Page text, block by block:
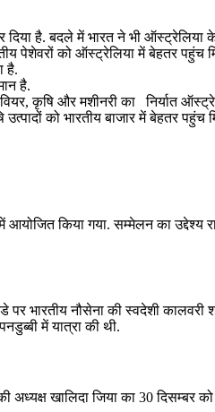
है. बदले में भारत ने भी
पेशेवरों को ऑस्ट्रेलिया में बेहतर पहुंच
है.
है.
कृषि और मशीनरी का निर्यात
को भारतीय बाजार में बेहतर पहुंच
किया गया. सम्‍मेलन का उद्देश्‍य
पर भारतीय नौसेना की स्वदेशी
में यात्रा की थी.
अध्‍यक्ष खालिदा जिया का 30 दिसम्बर